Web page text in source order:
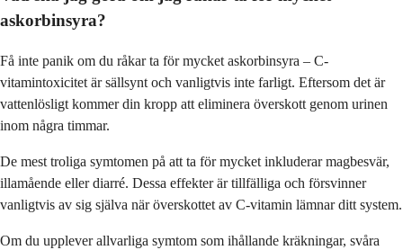
askorbinsyra?
Få inte panik om du råkar ta för mycket askorbinsyra – C-
vitamintoxicitet är sällsynt och vanligtvis inte farligt. Eftersom det är
vattenlösligt kommer din kropp att eliminera överskott genom urinen
inom några timmar.
De mest troliga symtomen på att ta för mycket inkluderar magbesvär,
illamående eller diarré. Dessa effekter är tillfälliga och försvinner
vanligtvis av sig själva när överskottet av C-vitamin lämnar ditt system.
Om du upplever allvarliga symtom som ihållande kräkningar, svåra